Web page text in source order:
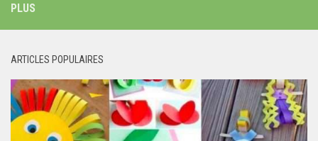
PLUS
ARTICLES POPULAIRES